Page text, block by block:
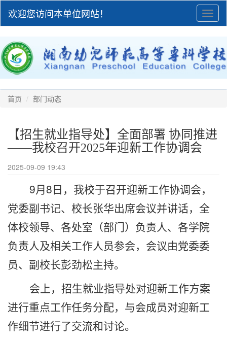
欢迎您访问本单位网站！
首页 部门动态
【招生就业指导处】全面部署 协同推进
——我校召开2025年迎新工作协调会
2025-09-09 19:43
9月8日，我校于召开迎新工作协调会，
党委副书记、校长张华出席会议并讲话，全
体校领导、各处室（部门）负责人、各学院
负责人及相关工作人员参会，会议由党委委
员、副校长彭劲松主持。
会上，招生就业指导处对迎新工作方案
进行重点工作任务分配，与会成员对迎新工
作细节进行了交流和讨论。